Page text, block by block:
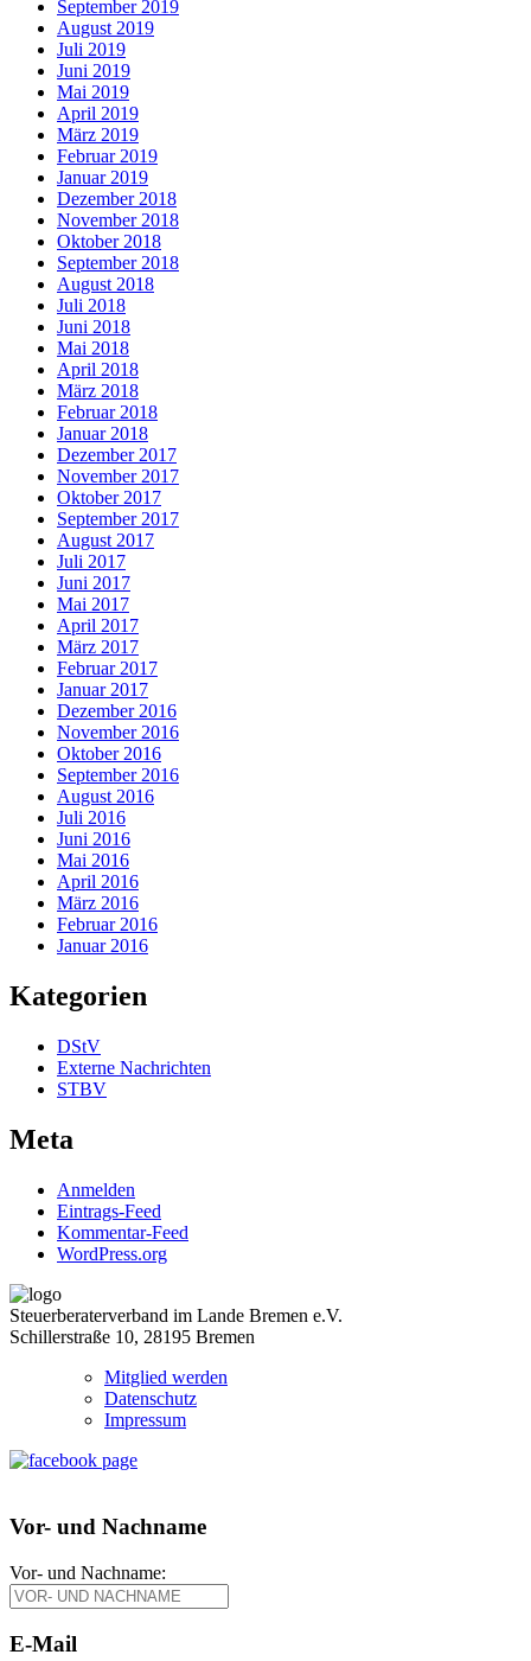
September 2019
August 2019
Juli 2019
Juni 2019
Mai 2019
April 2019
März 2019
Februar 2019
Januar 2019
Dezember 2018
November 2018
Oktober 2018
September 2018
August 2018
Juli 2018
Juni 2018
Mai 2018
April 2018
März 2018
Februar 2018
Januar 2018
Dezember 2017
November 2017
Oktober 2017
September 2017
August 2017
Juli 2017
Juni 2017
Mai 2017
April 2017
März 2017
Februar 2017
Januar 2017
Dezember 2016
November 2016
Oktober 2016
September 2016
August 2016
Juli 2016
Juni 2016
Mai 2016
April 2016
März 2016
Februar 2016
Januar 2016
Kategorien
DStV
Externe Nachrichten
STBV
Meta
Anmelden
Eintrags-Feed
Kommentar-Feed
WordPress.org
Steuerberaterverband im Lande Bremen e.V.
Schillerstraße 10, 28195 Bremen
Mitglied werden
Datenschutz
Impressum
Vor- und Nachname
Vor- und Nachname:
E-Mail